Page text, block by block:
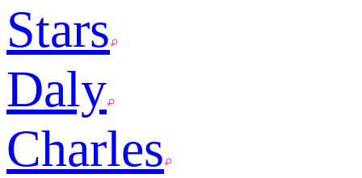
Stars
Daly
Charles